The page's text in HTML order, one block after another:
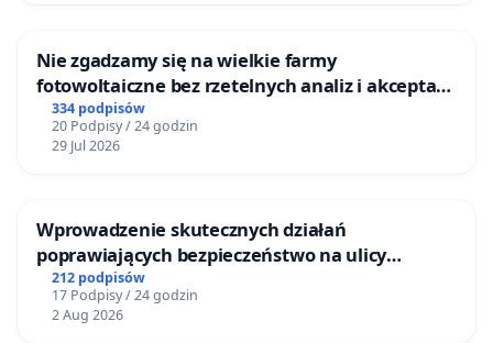
Nie zgadzamy się na wielkie farmy
fotowoltaiczne bez rzetelnych analiz i akceptacji
mieszkańców
334 podpisów
20 Podpisy / 24 godzin
29 Jul 2026
Wprowadzenie skutecznych działań
poprawiających bezpieczeństwo na ulicy
Żeromskiego w Otwocku
212 podpisów
17 Podpisy / 24 godzin
2 Aug 2026